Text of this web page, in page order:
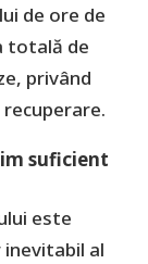
de ore de
totală de
privând
suficient
este
al